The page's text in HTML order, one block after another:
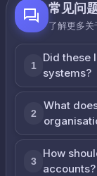
常见问
了解更多
1
Did these
systems?
2
What
3
How
accounts?